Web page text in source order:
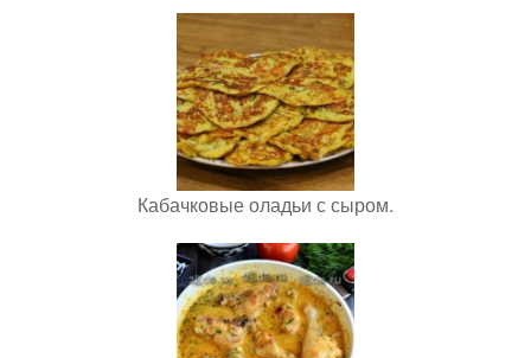
Кабачковые оладьи с сыром.